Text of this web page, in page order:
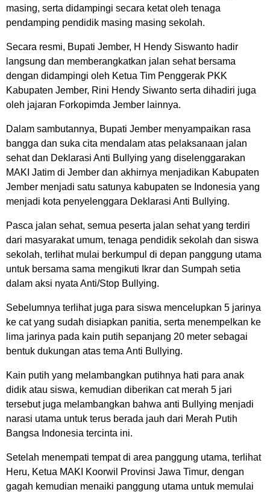
masing, serta didampingi secara ketat oleh tenaga
pendamping pendidik masing masing sekolah.
Secara resmi, Bupati Jember, H Hendy Siswanto hadir
langsung dan memberangkatkan jalan sehat bersama
dengan didampingi oleh Ketua Tim Penggerak PKK
Kabupaten Jember, Rini Hendy Siwanto serta dihadiri juga
oleh jajaran Forkopimda Jember lainnya.
Dalam sambutannya, Bupati Jember menyampaikan rasa
bangga dan suka cita mendalam atas pelaksanaan jalan
sehat dan Deklarasi Anti Bullying yang diselenggarakan
MAKI Jatim di Jember dan akhirnya menjadikan Kabupaten
Jember menjadi satu satunya kabupaten se Indonesia yang
menjadi kota penyelenggara Deklarasi Anti Bullying.
Pasca jalan sehat, semua peserta jalan sehat yang terdiri
dari masyarakat umum, tenaga pendidik sekolah dan siswa
sekolah, terlihat mulai berkumpul di depan panggung utama
untuk bersama sama mengikuti Ikrar dan Sumpah setia
dalam aksi nyata Anti/Stop Bullying.
Sebelumnya terlihat juga para siswa mencelupkan 5 jarinya
ke cat yang sudah disiapkan panitia, serta menempelkan ke
lima jarinya pada kain putih sepanjang 20 meter sebagai
bentuk dukungan atas tema Anti Bullying.
Kain putih yang melambangkan putihnya hati para anak
didik atau siswa, kemudian diberikan cat merah 5 jari
tersebut juga melambangkan bahwa anti Bullying menjadi
narasi utama untuk terus berada jauh dari Merah Putih
Bangsa Indonesia tercinta ini.
Setelah menempati tempat di area panggung utama, terlihat
Heru, Ketua MAKI Koorwil Provinsi Jawa Timur, dengan
gagah kemudian menaiki panggung utama untuk memulai